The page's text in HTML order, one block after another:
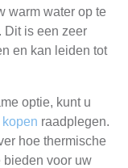
warm water op te
Dit is een zeer
en kan leiden tot
optie, kunt u
raadplegen.
hoe thermische
bieden voor uw